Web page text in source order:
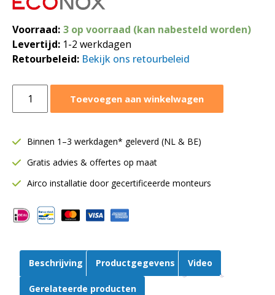
Voorraad: 3 op voorraad (kan nabesteld worden)
Levertijd: 1-2 werkdagen
Retourbeleid: Bekijk ons retourbeleid
SAFE
naar
mm
|
spiraalbuis
aantal
Toevoegen aan winkelwagen
Binnen 1–3 werkdagen* geleverd (NL & BE)
Gratis advies & offertes op maat
Airco installatie door gecertificeerde monteurs
Beschrijving Productgegevens Video
Gerelateerde producten